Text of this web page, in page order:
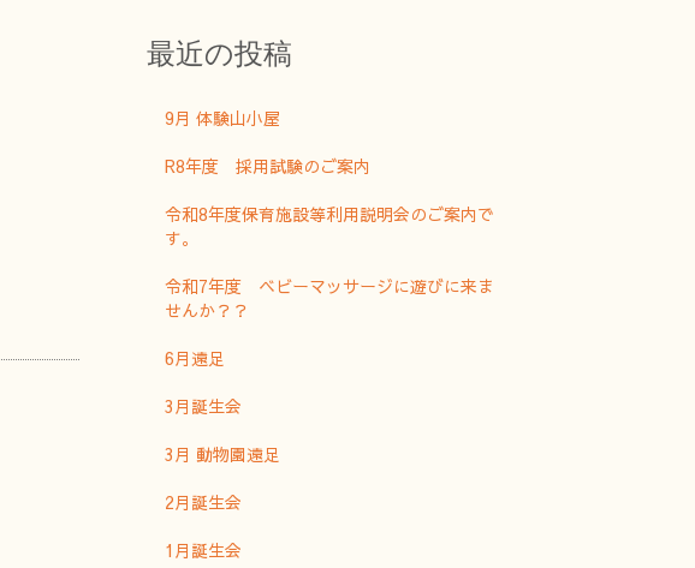
最近の投稿
9月 体験山小屋
R8年度 採用試験のご案内
令和8年度保育施設等利用説明会のご案内で
す。
令和7年度 ベビーマッサージに遊びに来ま
せんか？？
6月遠足
3月誕生会
3月 動物園遠足
2月誕生会
1月誕生会